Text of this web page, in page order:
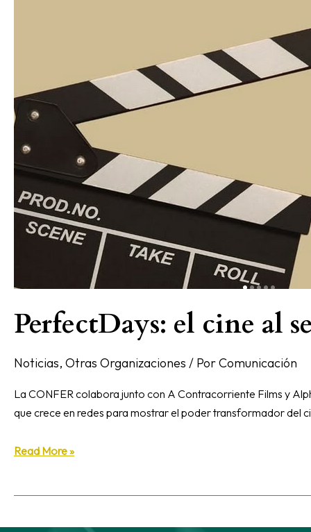
PerfectDays: el cine al
Noticias, Otras Organizaciones / PorComunicación
La CONFER colabora junto con A Contracorriente Films y
que crece en redes para mostrar el poder transformador del
Read More »